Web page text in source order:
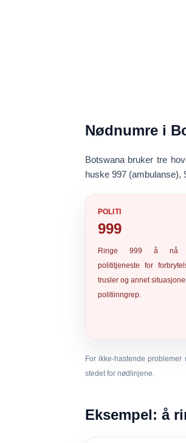
Nødnumre i
Botswana bruker tre
huske 997 (ambulanse),
POLITI
999
Ringe 999 å nå
polititjeneste for
trusler og annet
politiinngrep.
For ikke-hastende
stedet for nødlinjene.
Eksempel: å